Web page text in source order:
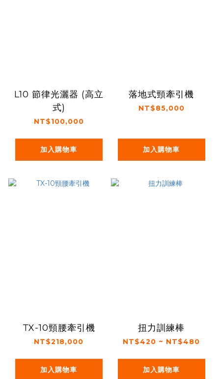
L10 節律光灑器 (高立
式)
NT$100,000
加入購物車
落地式頸牽引機
NT$85,000
加入購物車
TX-10頸腰牽引機
NT$218,000
加入購物車
扭力訓練棒
NT$420 ~ NT$480
加入購物車